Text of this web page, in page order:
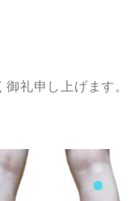
礼申し上げます。